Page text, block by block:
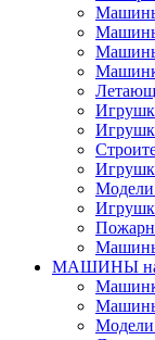
Модели
МАШИНЫ на
Модели